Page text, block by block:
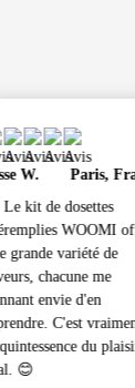
Paris, France GB
de dosettes
WOOMI offre
variété de
me
d'en
C'est vraiment
du plaisir